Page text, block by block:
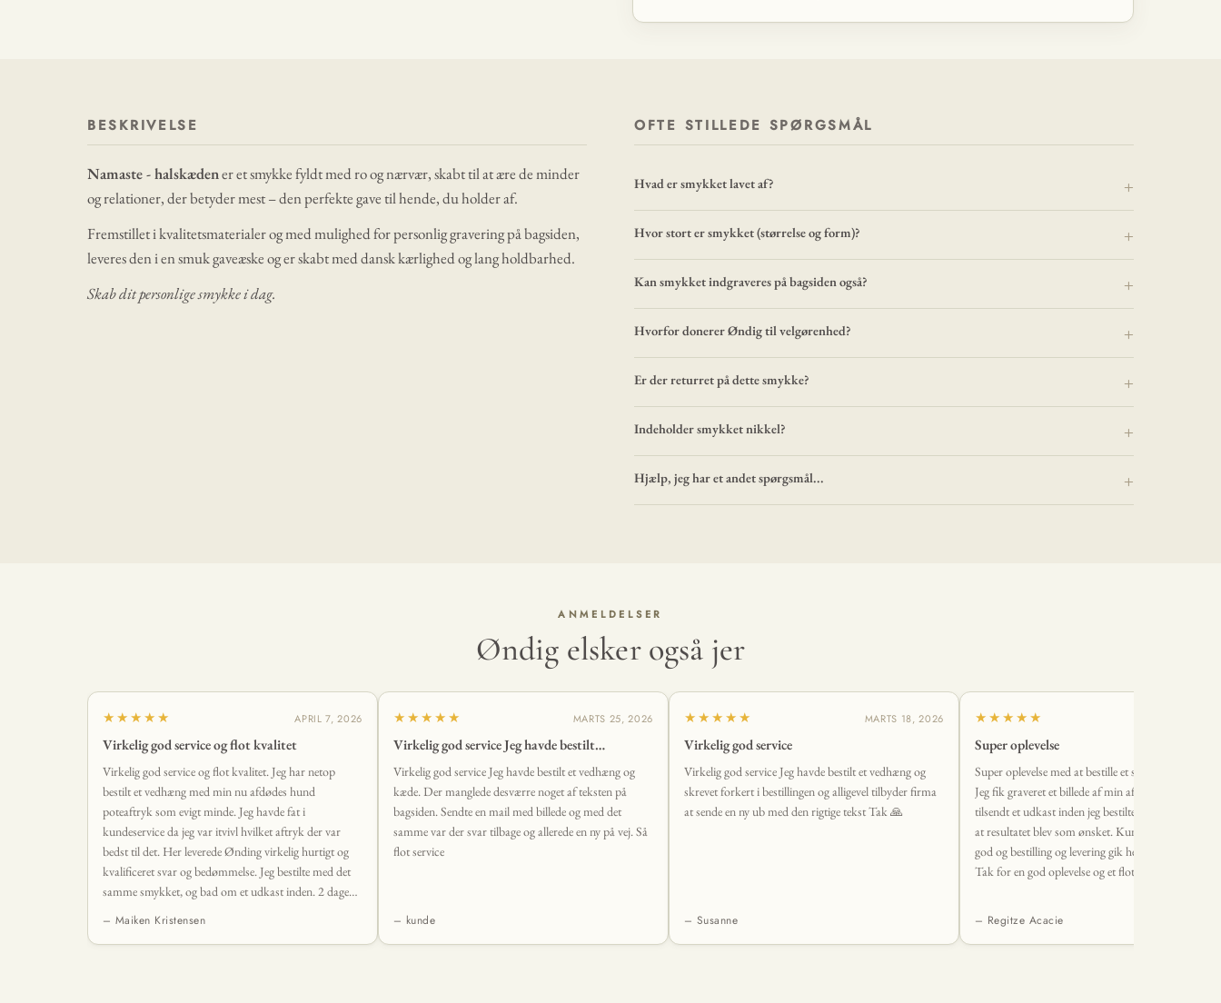
BESKRIVELSE
Namaste - halskædener et smykke fyldt med ro og nærvær, skabt til at ære de minder
og relationer, der betyder mest – den perfekte gave til hende, du holder af.
Fremstillet i kvalitetsmaterialer og med mulighed for personlig gravering på bagsiden,
leveres den i en smuk gaveæske og er skabt med dansk kærlighed og lang holdbarhed.
Skab dit personlige smykke i dag.
OFTE STILLEDE SPØRGSMÅL
Hvad er smykket lavet af?
Hvor stort er smykket (størrelse og form)?
Kan smykket indgraveres på bagsiden også?
Hvorfor donerer Øndig til velgørenhed?
Er der returret på dette smykke?
Indeholder smykket nikkel?
Hjælp, jeg har et andet spørgsmål...
ANMELDELSER
Øndig elsker også jer
★★★★★ APRIL 7, 2026
Virkelig god service og flot kvalitet
Virkelig god service og flot kvalitet. Jeg har netop
bestilt et vedhæng med min nu afdødes hund
poteaftryk som evigt minde. Jeg havde fat i
kundeservice da jeg var itvivl hvilket aftryk der var
bedst til det. Her leverede Ønding virkelig hurtigt og
kvalificeret svar og bedømmelse. Jeg bestilte med det
samme smykket, og bad om et udkast inden. 2 dage
– Maiken Kristensen
★★★★★ MARTS 25, 2026
Virkelig god service Jeg havde bestilt…
Virkelig god service Jeg havde bestilt et vedhæng og
kæde. Der manglede desværre noget af teksten på
bagsiden. Sendte en mail med billede og med det
samme var der svar tilbage og allerede en ny på vej. Så
flot service
– kunde
★★★★★ MARTS 18, 2026
Virkelig god service
Virkelig god service Jeg havde bestilt et vedhæng og
skrevet forkert i bestillingen og alligevel tilbyder firma
at sende en ny ub med den rigtige tekst Tak 🙏
– Susanne
★★★★★
Super oplevelse
Super oplevelse med at bestille et smykke fra Øndig.
Jeg fik graveret et billede af min afdøde hund, og fik
tilsendt et udkast inden jeg bestilte, så jeg var sikker
at resultatet blev som ønsket. Kundeservice var
god og bestilling og levering gik helt uden
Tak for en god oplevelse og et flot smykke <3
– Regitze Acacie